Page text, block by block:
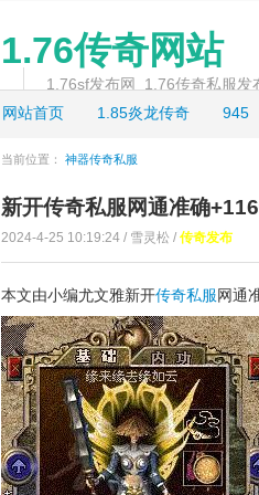
1.76传奇网站
1.76sf发布网_1.76传奇私服
网站首页
1.85炎龙传奇 945
当前位置： 神器传奇私服
新开传奇私服网通准确
2024-4-25 10:19:24 / 雪灵松 / 传奇发布
本文由小编尤文雅新开传奇私服网通